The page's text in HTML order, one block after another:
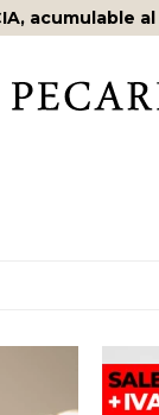
acumulable al